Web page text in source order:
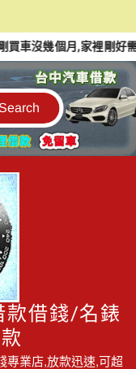
買車沒幾個月,家裡剛好
借錢/名錶
專業店,放款迅速,可超